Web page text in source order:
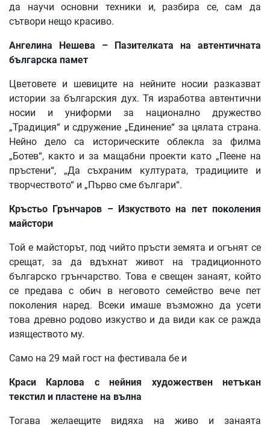
да научи основни техники и, разбира се, сам да
сътвори нещо красиво.
Ангелина Нешева – Пазителката на автентичната
българска памет
Цветовете и шевиците на нейните носии разказват
истории за българския дух. Тя изработва автентични
носии и униформи за национално дружество
„Традиция“ и сдружение „Единение“ за цялата страна.
Нейно дело са историческите облекла за филма
„Ботев“, както и за мащабни проекти като „Пеене на
пръстени“, „Да съхраним културата, традициите и
творчеството“ и „Първо сме българи“.
Кръстьо Грънчаров – Изкуството на пет поколения
майстори
Той е майсторът, под чийто пръсти земята и огънят се
срещат, за да вдъхнат живот на традиционното
българско грънчарство. Това е свещен занаят, който
се предава с обич в неговото семейство вече пет
поколения наред. Всеки имаше възможно да усети
това древно родово изкуство и да види как се ражда
изяществото му.
Само на 29 май гост на фестивала бе и
Краси Карлова с нейния художествен нетъкан
текстил и пластене на вълна
Тогава желаещите видяха на живо и занаята